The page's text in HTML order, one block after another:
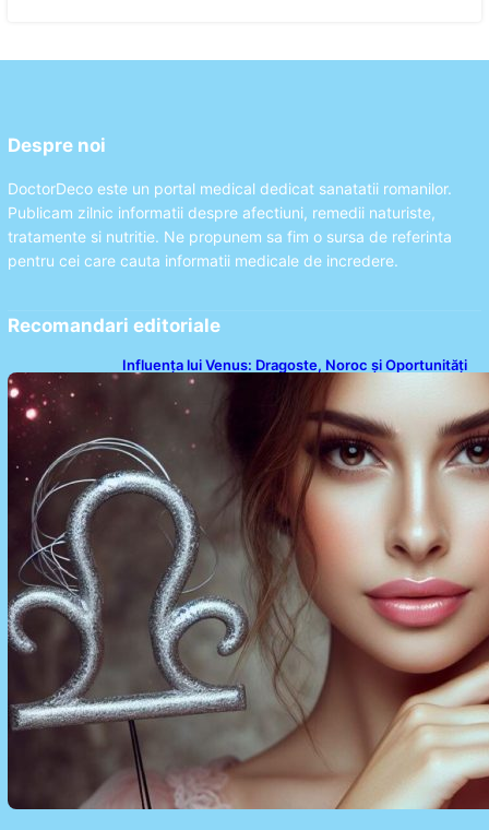
Despre noi
DoctorDeco este un portal medical dedicat sanatatii romanilor.
Publicam zilnic informatii despre afectiuni, remedii naturiste,
tratamente si nutritie. Ne propunem sa fim o sursa de referinta
pentru cei care cauta informatii medicale de incredere.
Recomandari editoriale
Influența lui Venus: Dragoste, Noroc și Oportunități
pentru Tauri și Balanțe în Weekendul 8-9 August